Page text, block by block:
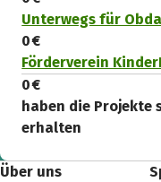
Unterwegs für
0 €
Förderverein
0 €
haben die Projekte
erhalten
Über uns